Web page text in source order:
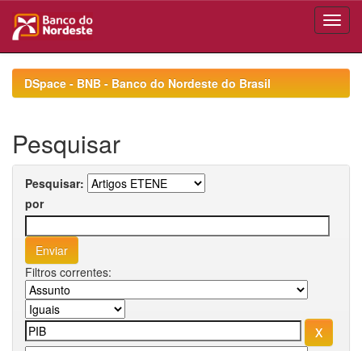
navigationDSpace - BNB - Banco do Nordeste do Brasil
Pesquisar
Pesquisar:
por
Filtros correntes: